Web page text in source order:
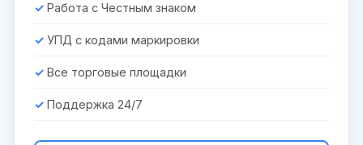
Работа с Честным знаком
УПД с кодами маркировки
Все торговые площадки
Поддержка 24/7